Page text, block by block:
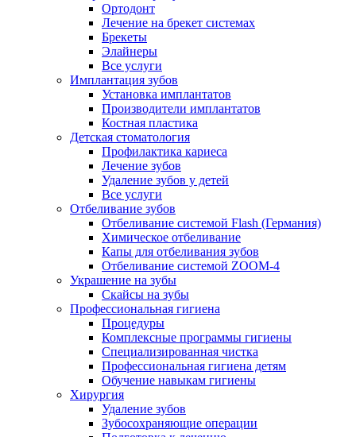
Ортодонт
Лечение на брекет системах
Брекеты
Элайнеры
Все услуги
Имплантация зубов
Установка имплантатов
Производители имплантатов
Костная пластика
Детская стоматология
Профилактика кариеса
Лечение зубов
Удаление зубов у детей
Все услуги
Отбеливание зубов
Отбеливание системой Flash (Германия)
Химическое отбеливание
Капы для отбеливания зубов
Отбеливание системой ZOOM-4
Украшение на зубы
Скайсы на зубы
Профессиональная гигиена
Процедуры
Комплексные программы гигиены
Специализированная чистка
Профессиональная гигиена детям
Обучение навыкам гигиены
Хирургия
Удаление зубов
Зубосохраняющие операции